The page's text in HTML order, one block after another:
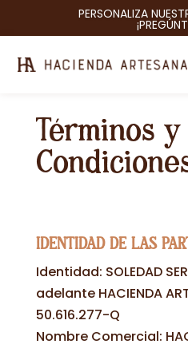
PERSONALIZA
Términos y
IDENTIDAD DE LAS
Identidad: SOLEDAD
adelante HACIENDA
50.616.277-Q
Nombre Comercial: